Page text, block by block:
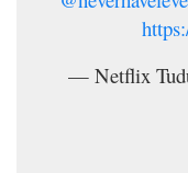
— Netflix